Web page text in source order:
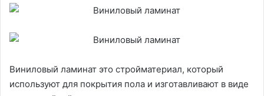
Виниловый ламинат это стройматериал, который
используют для покрытия пола и изготавливают в виде